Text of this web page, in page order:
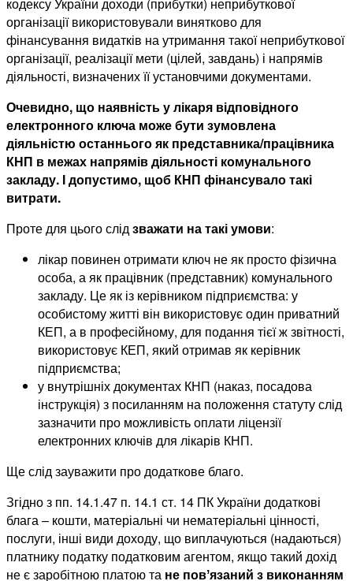
організації використовували винятково для
фінансування видатків на утримання такої неприбуткової
організації, реалізації мети (цілей, завдань) і напрямів
діяльності, визначених її установчими документами.
Очевидно, що наявність у лікаря відповідного
електронного ключа може бути зумовлена
діяльністю останнього як представника/працівника
КНП в межах напрямів діяльності комунального
закладу. І допустимо, щоб КНП фінансувало такі
витрати.
Проте для цього слідзважати на такі умови:
лікар повинен отримати ключ не як просто фізична
особа, а як працівник (представник) комунального
закладу. Це як із керівником підприємства: у
особистому житті він використовує один приватний
КЕП, а в професійному, для подання тієї ж звітності,
використовує КЕП, який отримав як керівник
підприємства;
у внутрішніх документах КНП (наказ, посадова
інструкція) з посиланням на положення статуту слід
зазначити про можливість оплати ліцензії
електронних ключів для лікарів КНП.
Ще слід зауважити про додаткове благо.
Згідно з пп. 14.1.47 п. 14.1 ст. 14 ПК України додаткові
блага – кошти, матеріальні чи нематеріальні цінності,
послуги, інші види доходу, що виплачуються (надаються)
платнику податку податковим агентом, якщо такий дохід
не є заробітною платою та не повʼязаний з виконанням